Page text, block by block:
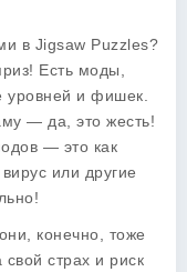
в Jigsaw Puzzles?
Есть моды,
уровней и фишек.
— да, это жесть!
— это как
или другие
конечно, тоже
страх и риск